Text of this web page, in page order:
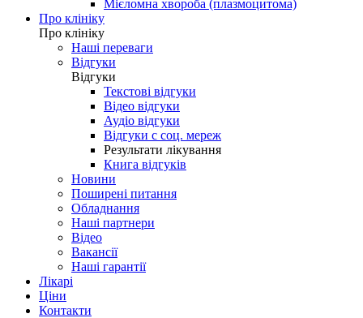
Мієломна хвороба (плазмоцитома)
Про клініку
Про клініку
Наші переваги
Відгуки
Відгуки
Текстові відгуки
Відео відгуки
Аудіо відгуки
Відгуки с соц. мереж
Результати лікування
Книга відгуків
Новини
Поширені питання
Обладнання
Наші партнери
Відео
Вакансії
Наші гарантії
Лікарі
Ціни
Контакти